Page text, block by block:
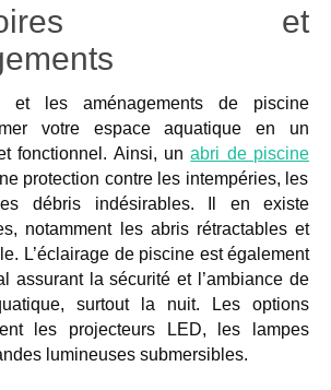
et
et les aménagements de piscine
votre espace aquatique en un
fonctionnel. Ainsi, unabri de piscine
protection contre les intempéries, les
débris indésirables. Il en existe
, notamment les abris rétractables et
L’éclairage de piscine est également
assurant la sécurité et l’ambiance de
surtout la nuit. Les options
les projecteurs LED, les lampes
lumineuses submersibles.